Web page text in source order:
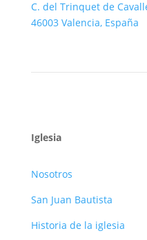
C. del Trinquet de
46003 Valencia, España
Iglesia
Nosotros
San Juan Bautista
Historia de la iglesia